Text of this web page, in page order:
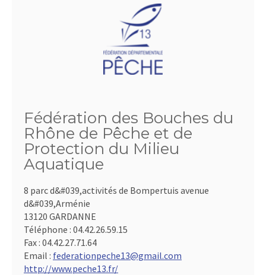
Fédération des Bouches du
Rhône de Pêche et de
Protection du Milieu
Aquatique
8 parc d&#039,activités de Bompertuis avenue
d&#039,Arménie
13120 GARDANNE
Téléphone : 04.42.26.59.15
Fax : 04.42.27.71.64
Email : federationpeche13@gmail.com
http://www.peche13.fr/